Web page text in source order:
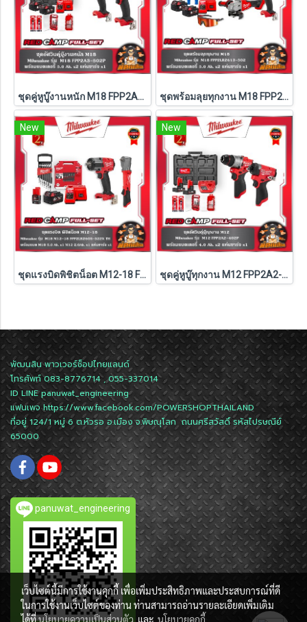
ชุดคู่หูบู๊งานหนัก M18 FPP2A3-502P Milwaukee (Q3) ชุดพร้อมลุยทุกงาน M18 FPP2LR2613-502 Milwaukee (M18-FPD3+M18-FSAGV100XB-0X0)
New
ชุดแรงบิดพิชิตน็อต M12-18 FPP2LR2605-522X TH Milwaukee (M18-FMTIW2F12-0X0+M12-FRAIWF12-0)
New
ชุดคู่หูบู๊ทุกงาน M12 FPP2A2-402P Milwaukee (Q3)
พัฒนสิน พาวเวอร์ช็อปไทยแลนด์
โทรศัพท์ 083-8776714 , 055-337014
ID LINEpanuwat_engineering
แฟนเพจhttps://www.facebook.com/POWERSHOPTHAILAND
ที่อยู่ 124/1 หมู่ 6 ต.หัวรอ อ.เมือง จ.พิษณุโลก ถนนศรีสวัสดิ์ รหัสไปรษณีย์
65000
panuwat_engineering
เว็บไซต์นี้มีการใช้งานคุกกี้ เพื่อเพิ่มประสิทธิภาพและประสบการณ์ที่ดี
ในการใช้งานเว็บไซต์ของท่าน ท่านสามารถอ่านรายละเอียดเพิ่มเติม
ได้ที่นโยบายความเป็นส่วนตัว และ นโยบายคุกกี้